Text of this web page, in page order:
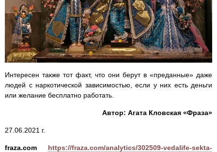
Интересен также тот факт, что они берут в «преданные» даже
людей с наркотической зависимостью, если у них есть деньги
или желание бесплатно работать.
Автор: Агата Кловская «Фраза»
27.06.2021 г.
fraza.com
https://fraza.com/analytics/302509-vedalife-sekta-